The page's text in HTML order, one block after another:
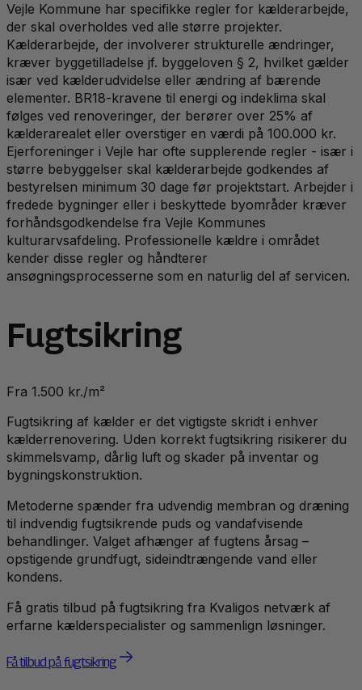
Vejle Kommune har specifikke regler for kælderarbejde,
der skal overholdes ved alle større projekter.
Kælderarbejde, der involverer strukturelle ændringer,
kræver byggetilladelse jf. byggeloven § 2, hvilket gælder
især ved kælderudvidelse eller ændring af bærende
elementer. BR18-kravene til energi og indeklima skal
følges ved renoveringer, der berører over 25% af
kælderarealet eller overstiger en værdi på 100.000 kr.
Ejerforeninger i Vejle har ofte supplerende regler - især i
større bebyggelser skal kælderarbejde godkendes af
bestyrelsen minimum 30 dage før projektstart. Arbejder i
fredede bygninger eller i beskyttede byområder kræver
forhåndsgodkendelse fra Vejle Kommunes
kulturarvsafdeling. Professionelle kældre i området
kender disse regler og håndterer
ansøgningsprocesserne som en naturlig del af servicen.
Fugtsikring
Fra 1.500 kr./m²
Fugtsikring af kælder er det vigtigste skridt i enhver
kælderrenovering. Uden korrekt fugtsikring risikerer du
skimmelsvamp, dårlig luft og skader på inventar og
bygningskonstruktion.
Metoderne spænder fra udvendig membran og dræning
til indvendig fugtsikrende puds og vandafvisende
behandlinger. Valget afhænger af fugtens årsag –
opstigende grundfugt, sideindtrængende vand eller
kondens.
Få gratis tilbud på fugtsikring fra Kvaligos netværk af
erfarne kælderspecialister og sammenlign løsninger.
Få tilbud på fugtsikring